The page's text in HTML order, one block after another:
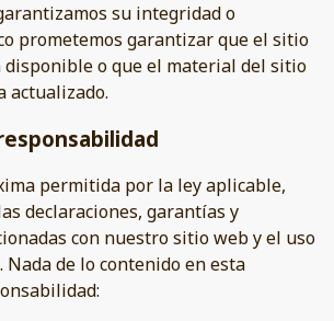
su integridad o
prometemos garantizar que el sitio
disponible o que el material del sitio
actualizado.
permitida por la ley aplicable,
declaraciones, garantías y
con nuestro sitio web y el uso
de lo contenido en esta